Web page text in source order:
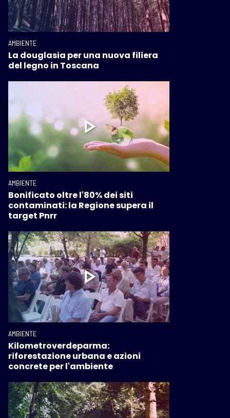
AMBIENTE
La douglasia per una nuova filiera
del legno in Toscana
AMBIENTE
Bonificato oltre l'80% dei siti
contaminati: la Regione supera il
target Pnrr
AMBIENTE
Kilometroverdeparma:
riforestazione urbana e azioni
concrete per l'ambiente